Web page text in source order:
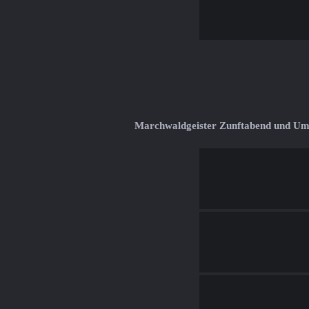
Marchwaldgeister Zunftabend und